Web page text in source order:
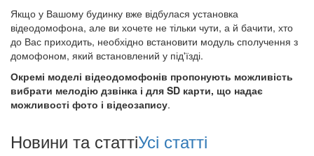
Якщо у Вашому будинку вже відбулася установка
відеодомофона, але ви хочете не тільки чути, а й бачити, хто
до Вас приходить, необхідно встановити модуль сполучення з
домофоном, який встановлений у під'їзді.
Окремі моделі відеодомофонів пропонують можливість
вибрати мелодію дзвінка і для SD карти, що надає
можливості фото і відеозапису.
Новини та статтіУсі статті